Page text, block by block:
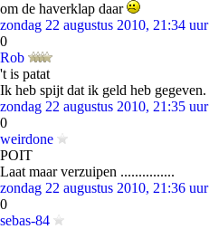
om de haverklap daar
zondag 22 augustus 2010, 21:34 uur
0
Rob
't is patat
Ik heb spijt dat ik geld heb gegeven.
zondag 22 augustus 2010, 21:35 uur
0
weirdone
POIT
Laat maar verzuipen ...............
zondag 22 augustus 2010, 21:36 uur
0
sebas-84